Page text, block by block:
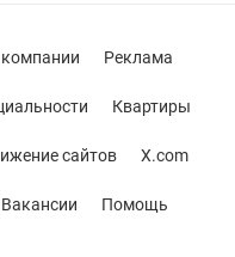
Реклама
Квартиры
сайтов X.com
Вакансии Помощь